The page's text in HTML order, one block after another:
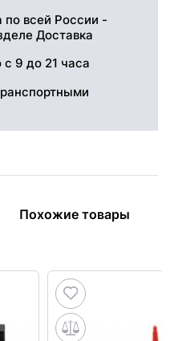
по всей России -
Доставка
9 до 21 часа
Похожие товары